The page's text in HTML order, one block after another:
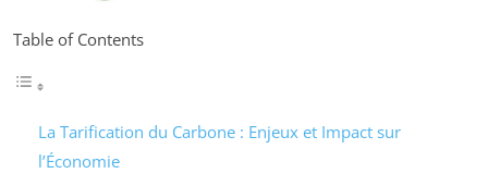
Table of Contents
La Tarification du Carbone : Enjeux et Impact sur
l’Économie